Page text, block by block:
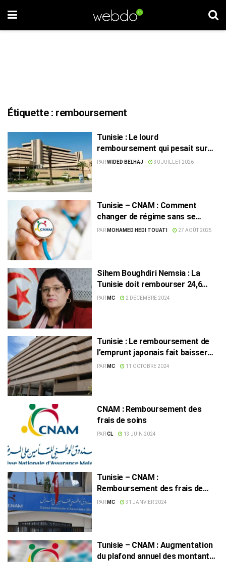
Étiquette : remboursement
Tunisie : Le lourd
remboursement qui pesait sur
les finances extérieures est
PARWIDED BELHAJ 30 JUILLET 2026
Tunisie – CNAM : Comment
changer de régime sans se
déplacer
PAR MOHAMED HEDI TOUATI 27 AOÛT 2025
Sihem Boughdiri Nemsia : La
Tunisie doit rembourser 24,6
milliards de dinars en 2025 dont
PAR MC 2 DÉCEMBRE 2024
Tunisie : Le remboursement de
l’emprunt japonais fait baisser
les avoirs en devises
PAR MC 11 OCTOBRE 2024
CNAM : Remboursement des
frais de soins
PARCL 13 JUIN 2024
Tunisie – CNAM :
Remboursement des frais de
soins, nouveau plafond
PAR MC 31 JANVIER 2024
Tunisie – CNAM : Augmentation
du plafond annuel des montants